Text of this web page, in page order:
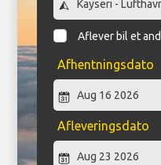
Aflever bil et
Afhentningsdato
Afleveringsdato